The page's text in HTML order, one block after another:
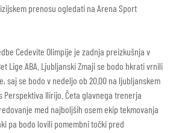
prenosu ogledati na Arena Sport
Cedevite Olimpije je zadnja preizkušnja v
Lige ABA. Ljubljanski Zmaji se bodo hkrati vrnili
saj se bodo v nedeljo ob 20.00 na ljubljanskem
Perspektiva Ilirijo. Četa glavnega trenerja
med najboljših osem ekip tekmovanja
pa bodo lovili pomembni točki pred